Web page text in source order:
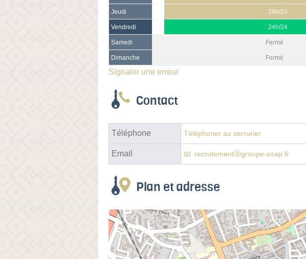
Jeudi 24h/24
Vendredi 24h/24
Samedi Fermé
Dimanche Fermé
Signaler une erreur
Contact
Téléphone Téléphoner au serrurier
Email recrutementⓐgroupe-asap.fr
Plan et adresse